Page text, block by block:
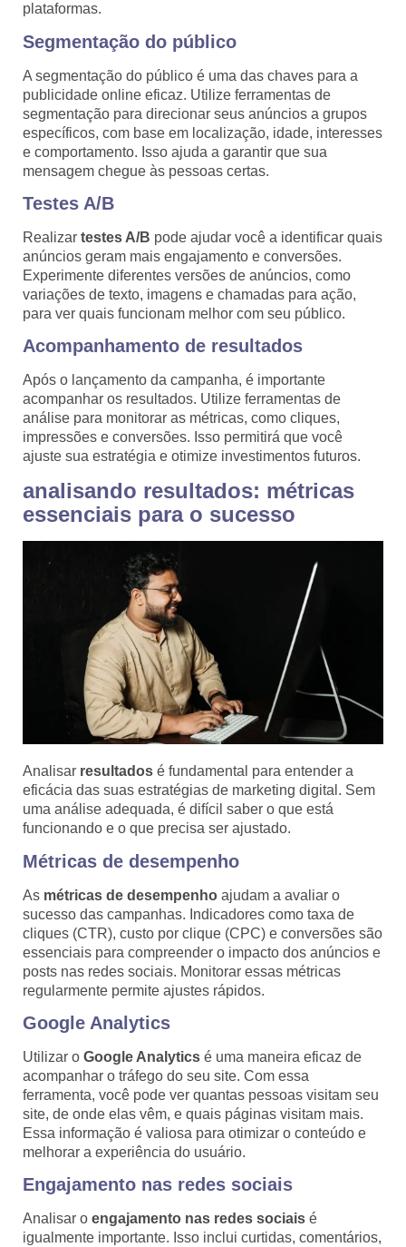
plataformas.
Segmentação do público
A segmentação do público é uma das chaves para a
publicidade online eficaz. Utilize ferramentas de
segmentação para direcionar seus anúncios a grupos
específicos, com base em localização, idade, interesses
e comportamento. Isso ajuda a garantir que sua
mensagem chegue às pessoas certas.
Testes A/B
Realizar testes A/B pode ajudar você a identificar quais
anúncios geram mais engajamento e conversões.
Experimente diferentes versões de anúncios, como
variações de texto, imagens e chamadas para ação,
para ver quais funcionam melhor com seu público.
Acompanhamento de resultados
Após o lançamento da campanha, é importante
acompanhar os resultados. Utilize ferramentas de
análise para monitorar as métricas, como cliques,
impressões e conversões. Isso permitirá que você
ajuste sua estratégia e otimize investimentos futuros.
analisando resultados: métricas
essenciais para o sucesso
Analisar resultados é fundamental para entender a
eficácia das suas estratégias de marketing digital. Sem
uma análise adequada, é difícil saber o que está
funcionando e o que precisa ser ajustado.
Métricas de desempenho
As métricas de desempenho ajudam a avaliar o
sucesso das campanhas. Indicadores como taxa de
cliques (CTR), custo por clique (CPC) e conversões são
essenciais para compreender o impacto dos anúncios e
posts nas redes sociais. Monitorar essas métricas
regularmente permite ajustes rápidos.
Google Analytics
Utilizar o Google Analytics é uma maneira eficaz de
acompanhar o tráfego do seu site. Com essa
ferramenta, você pode ver quantas pessoas visitam seu
site, de onde elas vêm, e quais páginas visitam mais.
Essa informação é valiosa para otimizar o conteúdo e
melhorar a experiência do usuário.
Engajamento nas redes sociais
Analisar o engajamento nas redes sociais é
igualmente importante. Isso inclui curtidas, comentários,